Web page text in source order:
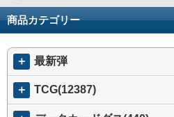
商品カテゴリー
＋ 最新弾
＋ TCG(12387)